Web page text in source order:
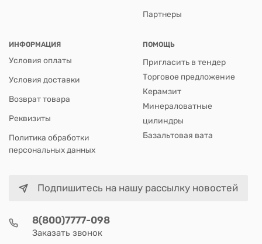
Партнеры
ИНФОРМАЦИЯ
Условия оплаты
Условия доставки
Возврат товара
Реквизиты
Политика обработки
персональных данных
ПОМОЩЬ
Пригласить в тендер
Торговое предложение
Керамзит
Минераловатные
цилиндры
Базальтовая вата
Подпишитесь на нашу рассылку новостей
8(800)7777-098
Заказать звонок